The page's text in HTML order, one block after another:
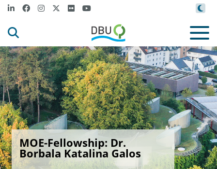
MOE-Fellowship: Dr.
Borbala Katalina Galos